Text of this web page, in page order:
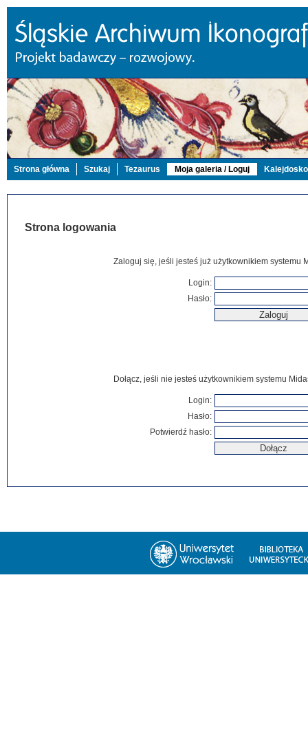
Strona główna Szukaj Tezaurus Moja galeria / Loguj
Strona logowania
Zaloguj się, jeśli jesteś już użytkownikiem systemu
Login:
Hasło:
Dołącz, jeśli nie jesteś użytkownikiem systemu
Login:
Hasło:
Potwierdź hasło: